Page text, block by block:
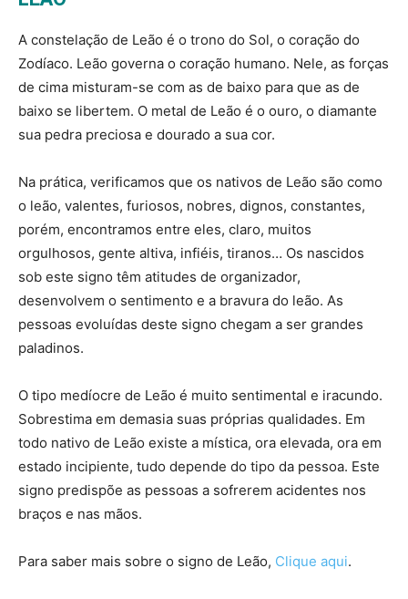
A constelação de Leão é o trono do Sol, o coração do
Zodíaco. Leão governa o coração humano. Nele, as forças
de cima misturam-se com as de baixo para que as de
baixo se libertem. O metal de Leão é o ouro, o diamante
sua pedra preciosa e dourado a sua cor.
Na prática, verificamos que os nativos de Leão são como
o leão, valentes, furiosos, nobres, dignos, constantes,
porém, encontramos entre eles, claro, muitos
orgulhosos, gente altiva, infiéis, tiranos… Os nascidos
sob este signo têm atitudes de organizador,
desenvolvem o sentimento e a bravura do leão. As
pessoas evoluídas deste signo chegam a ser grandes
paladinos.
O tipo medíocre de Leão é muito sentimental e iracundo.
Sobrestima em demasia suas próprias qualidades. Em
todo nativo de Leão existe a mística, ora elevada, ora em
estado incipiente, tudo depende do tipo da pessoa. Este
signo predispõe as pessoas a sofrerem acidentes nos
braços e nas mãos.
Para saber mais sobre o signo de Leão, Clique aqui.